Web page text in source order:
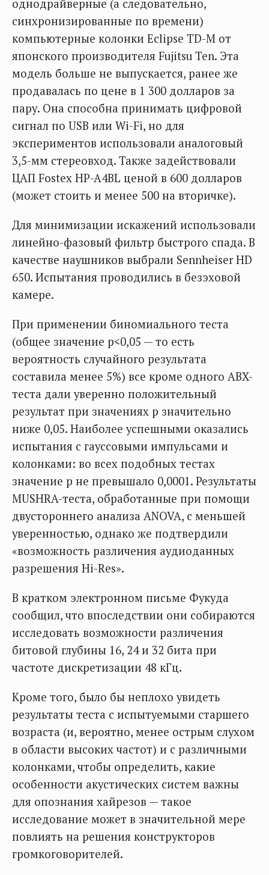
однодрайверные (а следовательно,
синхронизированные по времени)
компьютерные колонки Eclipse TD-M от
японского производителя Fujitsu Ten. Эта
модель больше не выпускается, ранее же
продавалась по цене в 1 300 долларов за
пару. Она способна принимать цифровой
сигнал по USB или Wi-Fi, но для
экспериментов использовали аналоговый
3,5-мм стереовход. Также задействовали
ЦАП Fostex HP-A4BL ценой в 600 долларов
(может стоить и менее 500 на вторичке).
Для минимизации искажений использовали
линейно-фазовый фильтр быстрого спада. В
качестве наушников выбрали Sennheiser HD
650. Испытания проводились в безэховой
камере.
При применении биномиального теста
(общее значение p<0,05 — то есть
вероятность случайного результата
составила менее 5%) все кроме одного ABX-
теста дали уверенно положительный
результат при значениях p значительно
ниже 0,05. Наиболее успешными оказались
испытания с гауссовыми импульсами и
колонками: во всех подобных тестах
значение p не превышало 0,0001. Результаты
MUSHRA-теста, обработанные при помощи
двустороннего анализа ANOVA, с меньшей
уверенностью, однако же подтвердили
«возможность различения аудиоданных
разрешения Hi-Res».
В кратком электронном письме Фукуда
сообщил, что впоследствии они собираются
исследовать возможности различения
битовой глубины 16, 24 и 32 бита при
частоте дискретизации 48 кГц.
Кроме того, было бы неплохо увидеть
результаты теста с испытуемыми старшего
возраста (и, вероятно, менее острым слухом
в области высоких частот) и с различными
колонками, чтобы определить, какие
особенности акустических систем важны
для опознания хайрезов — такое
исследование может в значительной мере
повлиять на решения конструкторов
громкоговорителей.